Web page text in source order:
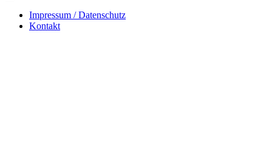
Impressum / Datenschutz
Kontakt